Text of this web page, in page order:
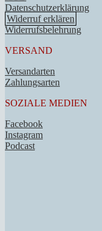
Datenschutzerklärung
Widerruf erklären
Widerrufsbelehrung
VERSAND
Versandarten
Zahlungsarten
SOZIALE MEDIEN
Facebook
Instagram
Podcast